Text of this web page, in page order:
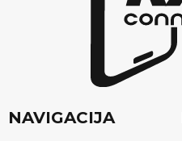
NAVIGACIJA